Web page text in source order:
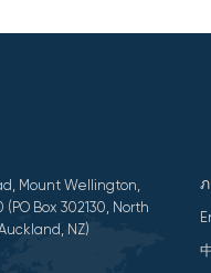
Mount Wellington,
Box 302130, North
NZ)